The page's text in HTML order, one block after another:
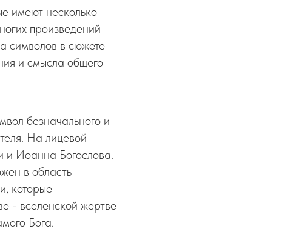
имеют несколько
произведений
символов в сюжете
и смысла общего
безначального и
На лицевой
и Иоанна Богослова.
в область
которые
- вселенской жертве
Бога.